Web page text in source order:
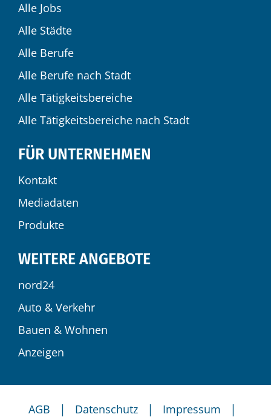
Alle Jobs
Alle Städte
Alle Berufe
Alle Berufe nach Stadt
Alle Tätigkeitsbereiche
Alle Tätigkeitsbereiche nach Stadt
FÜR UNTERNEHMEN
Kontakt
Mediadaten
Produkte
WEITERE ANGEBOTE
nord24
Auto & Verkehr
Bauen & Wohnen
Anzeigen
AGB | Datenschutz | Impressum |